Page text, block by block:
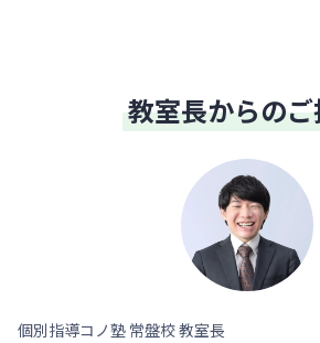
教室長からの
個別指導コノ塾 常盤校 教室長